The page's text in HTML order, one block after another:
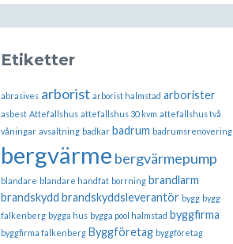
Etiketter
abrasives arborist arborist halmstad arborister
asbest Attefallshus attefallshus 30 kvm attefallshus två
våningar avsaltning badkar badrum badrumsrenovering
bergvärme bergvärmepump
blandare blandare handfat borrning brandlarm
brandskydd brandskyddsleverantör bygg bygg
falkenberg bygga hus bygga pool halmstad byggfirma
byggfirma falkenberg Byggföretag byggföretag